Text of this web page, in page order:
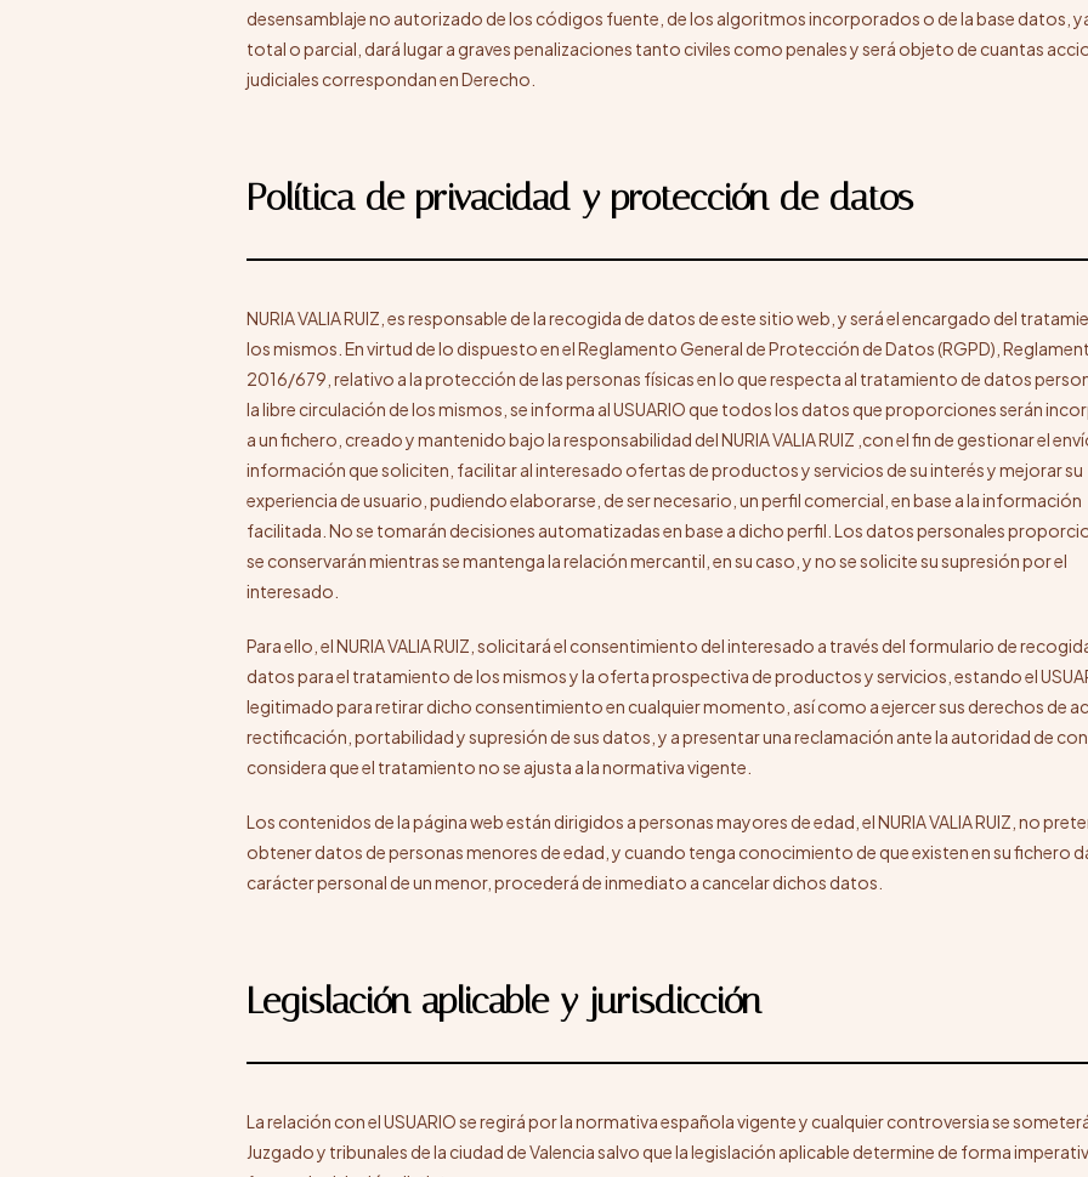
desensamblaje no autorizado de los códigos fuente, de los algoritmos incorporados o de la base datos,
total o parcial, dará lugar a graves penalizaciones tanto civiles como penales y será objeto de cuantas
judiciales correspondan en Derecho.
Política de privacidad y protección de datos
NURIA VALIA RUIZ, es responsable de la recogida de datos de este sitio web, y será el encargado del
los mismos. En virtud de lo dispuesto en el Reglamento General de Protección de Datos (RGPD),
2016/679, relativo a la protección de las personas físicas en lo que respecta al tratamiento de datos
la libre circulación de los mismos, se informa al USUARIO que todos los datos que proporciones serán
a un fichero, creado y mantenido bajo la responsabilidad del NURIA VALIA RUIZ ,con el fin de gestionar el
información que soliciten, facilitar al interesado ofertas de productos y servicios de su interés y mejorar su
experiencia de usuario, pudiendo elaborarse, de ser necesario, un perfil comercial, en base a la información
facilitada. No se tomarán decisiones automatizadas en base a dicho perfil. Los datos personales
se conservarán mientras se mantenga la relación mercantil, en su caso, y no se solicite su supresión por el
interesado.
Para ello, el NURIA VALIA RUIZ, solicitará el consentimiento del interesado a través del formulario de
datos para el tratamiento de los mismos y la oferta prospectiva de productos y servicios, estando el
legitimado para retirar dicho consentimiento en cualquier momento, así como a ejercer sus derechos de
rectificación, portabilidad y supresión de sus datos, y a presentar una reclamación ante la autoridad de
considera que el tratamiento no se ajusta a la normativa vigente.
Los contenidos de la página web están dirigidos a personas mayores de edad, el NURIA VALIA RUIZ, no
obtener datos de personas menores de edad, y cuando tenga conocimiento de que existen en su fichero
carácter personal de un menor, procederá de inmediato a cancelar dichos datos.
Legislación aplicable y jurisdicción
La relación con el USUARIO se regirá por la normativa española vigente y cualquier controversia se
Juzgado y tribunales de la ciudad de Valencia salvo que la legislación aplicable determine de forma